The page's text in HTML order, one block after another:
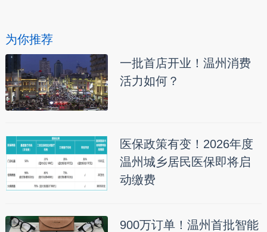
为你推荐
一批首店开业！温州消费
活力如何？
医保政策有变！2026年度
温州城乡居民医保即将启
动缴费
900万订单！温州首批智能